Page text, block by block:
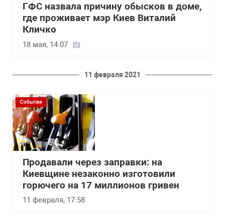
ГФС назвала причину обысков в доме,
где проживает мэр Киев Виталий
Кличко
18 мая, 14:07
11 февраля 2021
События
Продавали через заправки: на
Киевщине незаконно изготовили
горючего на 17 миллионов гривен
11 февраля, 17:58